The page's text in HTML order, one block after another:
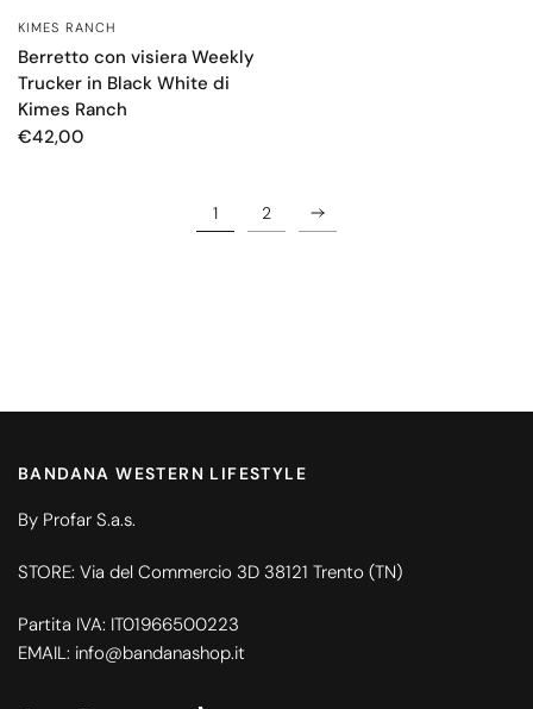
OCCHIATA VELOCE
KIMES RANCH
Berretto con visiera Weekly
Trucker in Black White di
Kimes Ranch
€42,00
1 2
BANDANA WESTERN LIFESTYLE
By Profar S.a.s.
STORE: Via del Commercio 3D 38121 Trento (TN)
Partita IVA: IT01966500223
EMAIL: info@bandanashop.it